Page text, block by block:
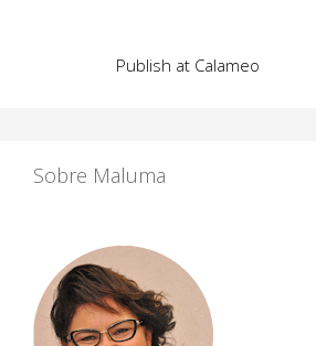
Publish at Calameo
Sobre Maluma